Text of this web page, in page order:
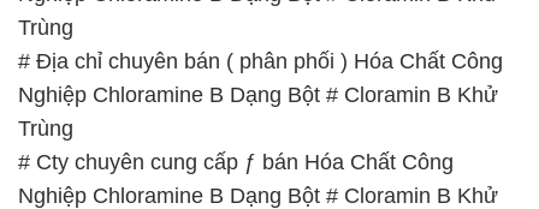
Trùng
# Địa chỉ chuyên bán ( phân phối ) Hóa Chất Công
Nghiệp Chloramine B Dạng Bột # Cloramin B Khử
Trùng
# Cty chuyên cung cấp ƒ bán Hóa Chất Công
Nghiệp Chloramine B Dạng Bột # Cloramin B Khử